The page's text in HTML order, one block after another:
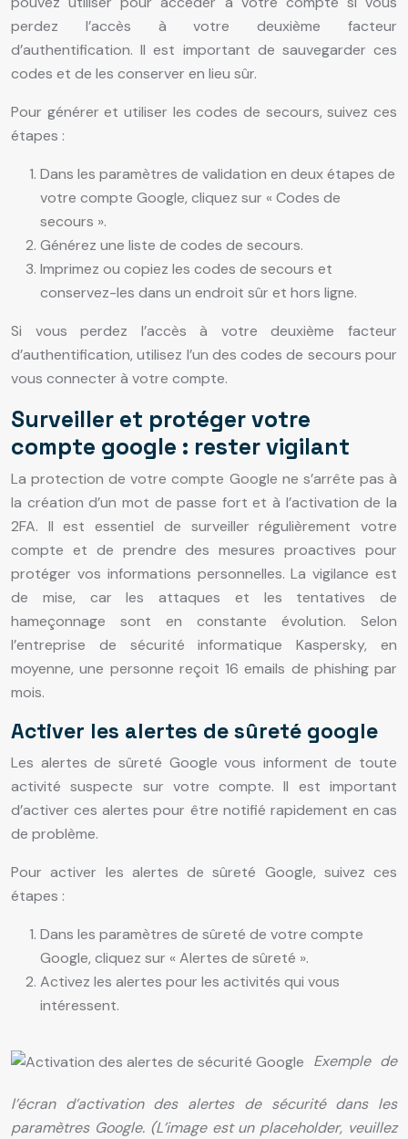
perdez l’accès à votre deuxième facteur
d’authentification. Il est important de sauvegarder ces
codes et de les conserver en lieu sûr.
Pour générer et utiliser les codes de secours, suivez ces
étapes :
Dans les paramètres de validation en deux étapes de
votre compte Google, cliquez sur « Codes de
secours ».
Générez une liste de codes de secours.
Imprimez ou copiez les codes de secours et
conservez-les dans un endroit sûr et hors ligne.
Si vous perdez l’accès à votre deuxième facteur
d’authentification, utilisez l’un des codes de secours pour
vous connecter à votre compte.
Surveiller et protéger votre
compte google : rester vigilant
La protection de votre compte Google ne s’arrête pas à
la création d’un mot de passe fort et à l’activation de la
2FA. Il est essentiel de surveiller régulièrement votre
compte et de prendre des mesures proactives pour
protéger vos informations personnelles. La vigilance est
de mise, car les attaques et les tentatives de
hameçonnage sont en constante évolution. Selon
l’entreprise de sécurité informatique Kaspersky, en
moyenne, une personne reçoit 16 emails de phishing par
mois.
Activer les alertes de sûreté google
Les alertes de sûreté Google vous informent de toute
activité suspecte sur votre compte. Il est important
d’activer ces alertes pour être notifié rapidement en cas
de problème.
Pour activer les alertes de sûreté Google, suivez ces
étapes :
Dans les paramètres de sûreté de votre compte
Google, cliquez sur « Alertes de sûreté ».
Activez les alertes pour les activités qui vous
intéressent.
Exemple de
l’écran d’activation des alertes de sécurité dans les
paramètres Google. (L’image est un placeholder, veuillez